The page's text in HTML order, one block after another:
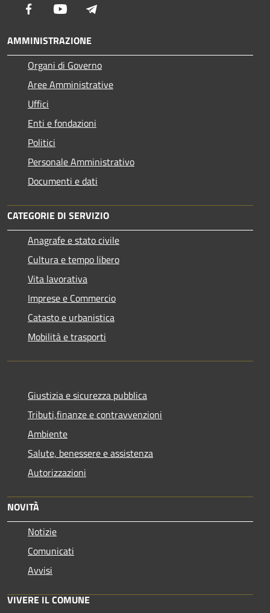
Facebook Youtube
AMMINISTRAZIONE
Organi di Governo
Aree Amministrative
Uffici
Enti e fondazioni
Politici
Personale Amministrativo
Documenti e dati
CATEGORIE DI SERVIZIO
Anagrafe e stato civile
Cultura e tempo libero
Vita lavorativa
Imprese e Commercio
Catasto e urbanistica
Mobilità e trasporti
Giustizia e sicurezza pubblica
Tributi,finanze e contravvenzioni
Ambiente
Salute, benessere e assistenza
Autorizzazioni
NOVITÀ
Notizie
Comunicati
Avvisi
VIVERE IL COMUNE